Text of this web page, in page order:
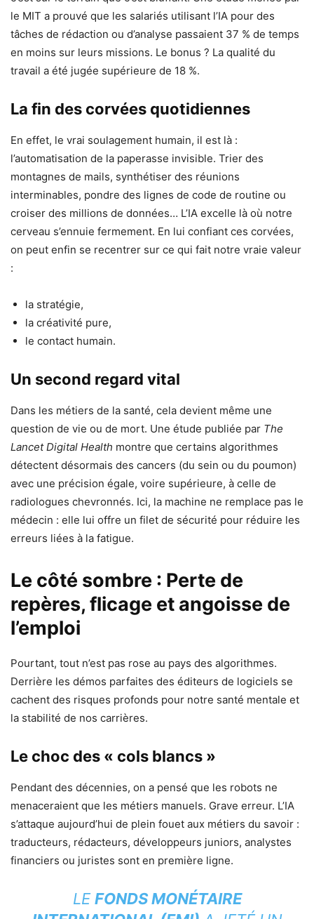
le MIT a prouvé que les salariés utilisant l’IA pour des
tâches de rédaction ou d’analyse passaient 37 % de temps
en moins sur leurs missions. Le bonus ? La qualité du
travail a été jugée supérieure de 18 %.
La fin des corvées quotidiennes
En effet, le vrai soulagement humain, il est là :
l’automatisation de la paperasse invisible. Trier des
montagnes de mails, synthétiser des réunions
interminables, pondre des lignes de code de routine ou
croiser des millions de données… L’IA excelle là où notre
cerveau s’ennuie fermement. En lui confiant ces corvées,
on peut enfin se recentrer sur ce qui fait notre vraie valeur
:
la stratégie,
la créativité pure,
le contact humain.
Un second regard vital
Dans les métiers de la santé, cela devient même une
question de vie ou de mort. Une étude publiée par The
Lancet Digital Health montre que certains algorithmes
détectent désormais des cancers (du sein ou du poumon)
avec une précision égale, voire supérieure, à celle de
radiologues chevronnés. Ici, la machine ne remplace pas le
médecin : elle lui offre un filet de sécurité pour réduire les
erreurs liées à la fatigue.
Le côté sombre : Perte de
repères, flicage et angoisse de
l’emploi
Pourtant, tout n’est pas rose au pays des algorithmes.
Derrière les démos parfaites des éditeurs de logiciels se
cachent des risques profonds pour notre santé mentale et
la stabilité de nos carrières.
Le choc des « cols blancs »
Pendant des décennies, on a pensé que les robots ne
menaceraient que les métiers manuels. Grave erreur. L’IA
s’attaque aujourd’hui de plein fouet aux métiers du savoir :
traducteurs, rédacteurs, développeurs juniors, analystes
financiers ou juristes sont en première ligne.
LEFONDS MONÉTAIRE